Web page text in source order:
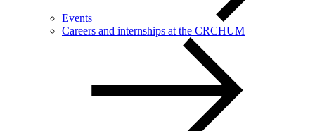
Events
Careers and internships at the CRCHUM